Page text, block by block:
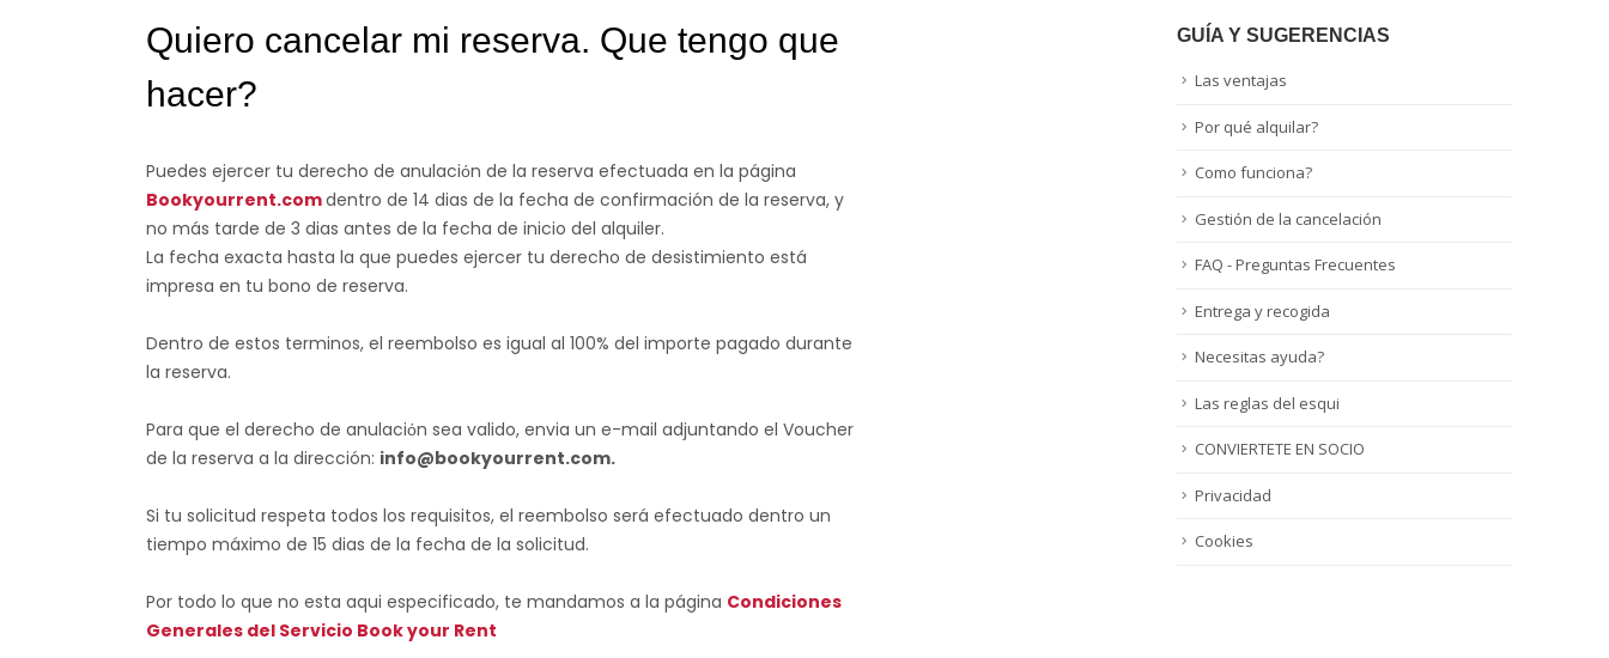
Quiero cancelar mi reserva. Que tengo que
hacer?
Puedes ejercer tu derecho de anulaciόn de la reserva efectuada en la página
Bookyourrent.comdentro de 14 dias de la fecha de confirmación de la reserva, y
no más tarde de 3 dias antes de la fecha de inicio del alquiler.
La fecha exacta hasta la que puedes ejercer tu derecho de desistimiento está
impresa en tu bono de reserva.
Dentro de estos terminos, el reembolso es igual al 100% del importe pagado durante
la reserva.
Para que el derecho de anulaciόn sea valido, envia un e-mail adjuntando el Voucher
de la reserva a la dirección: info@bookyourrent.com.
Si tu solicitud respeta todos los requisitos, el reembolso será efectuado dentro un
tiempo máximo de 15 dias de la fecha de la solicitud.
Por todo lo que no esta aqui especificado, te mandamos a la página Condiciones
Generales del Servicio Book your Rent
GUÍA Y SUGERENCIAS
Las ventajas
Por qué alquilar?
Como funciona?
Gestión de la cancelación
FAQ - Preguntas Frecuentes
Entrega y recogida
Necesitas ayuda?
Las reglas del esqui
CONVIERTETE EN SOCIO
Privacidad
Cookies